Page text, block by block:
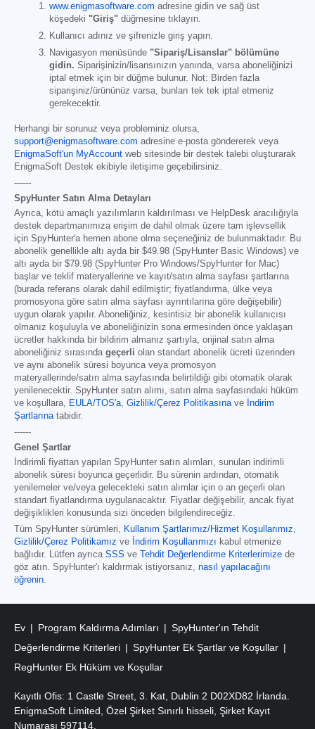
www.enigmasoftware.com adresine gidin ve sağ üst
köşedeki "Giriş" düğmesine tıklayın.
Kullanıcı adınız ve şifrenizle giriş yapın.
Navigasyon menüsünde "Sipariş/Lisanslar" bölümüne
gidin. Siparişinizin/lisansınızın yanında, varsa aboneliğinizi
iptal etmek için bir düğme bulunur. Not: Birden fazla
siparişiniz/ürününüz varsa, bunları tek tek iptal etmeniz
gerekecektir.
Herhangi bir sorunuz veya probleminiz olursa,
support@enigmasoftware.com adresine e-posta göndererek veya
EnigmaSoft'un MyAccount web sitesinde bir destek talebi oluşturarak
EnigmaSoft Destek ekibiyle iletişime geçebilirsiniz.
------
SpyHunter Satın Alma Detayları
Ayrıca, kötü amaçlı yazılımların kaldırılması ve HelpDesk aracılığıyla
destek departmanımıza erişim de dahil olmak üzere tam işlevsellik
için SpyHunter'a hemen abone olma seçeneğiniz de bulunmaktadır. Bu
abonelik genellikle altı ayda bir $49.98 (SpyHunter Basic Windows) ve
altı ayda bir $79.98 (SpyHunter Pro Windows/SpyHunter for Mac)
başlar ve teklif materyallerine ve kayıt/satın alma sayfası şartlarına
(burada referans olarak dahil edilmiştir; fiyatlandırma, ülke veya
promosyona göre satın alma sayfası ayrıntılarına göre değişebilir)
uygun olarak yapılır. Aboneliğiniz, kesintisiz bir abonelik kullanıcısı
olmanız koşuluyla ve aboneliğinizin sona ermesinden önce yaklaşan
ücretler hakkında bir bildirim almanız şartıyla, orijinal satın alma
aboneliğiniz sırasında geçerli olan standart abonelik ücreti üzerinden
ve aynı abonelik süresi boyunca veya promosyon
materyallerinde/satın alma sayfasında belirtildiği gibi otomatik olarak
yenilenecektir. SpyHunter satın alımı, satın alma sayfasındaki hüküm
ve koşullara, EULA/TOS'a, Gizlilik/Çerez Politikasınave İndirim
Şartlarınatabidir.
------
Genel Şartlar
İndirimli fiyattan yapılan SpyHunter satın alımları, sunulan indirimli
abonelik süresi boyunca geçerlidir. Bu sürenin ardından, otomatik
yenilemeler ve/veya gelecekteki satın alımlar için o an geçerli olan
standart fiyatlandırma uygulanacaktır. Fiyatlar değişebilir, ancak fiyat
değişiklikleri konusunda sizi önceden bilgilendireceğiz.
Tüm SpyHunter sürümleri, Kullanım Şartlarımız/Hizmet Koşullarımız,
Gizlilik/Çerez Politikamız ve İndirim Koşullarımızı kabul etmenize
bağlıdır. Lütfen ayrıca SSS ve Tehdit Değerlendirme Kriterlerimize de
göz atın. SpyHunter'ı kaldırmak istiyorsanız, nasıl yapılacağını
öğrenin.
Ev Program Kaldırma Adımları
SpyHunter'ın Tehdit
Değerlendirme Kriterleri
SpyHunter Ek Şartlar ve Koşullar
RegHunter Ek Hüküm ve Koşullar
Kayıtlı Ofis: 1 Castle Street, 3. Kat, Dublin 2 D02XD82 İrlanda.
EnigmaSoft Limited, Özel Şirket Sınırlı hisseli, Şirket Kayıt
Numarası 597114.